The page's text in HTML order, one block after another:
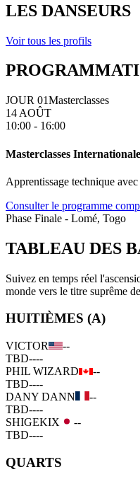
LES DANSEURS
Voir tous les profils
JOUR 01Masterclasses
14 AOÛT
10:00 - 16:00
Masterclasses
Apprentissage technique avec
Consulter le programme
Phase Finale - Lomé, Togo
TABLEAU DES
Suivez en temps réel
monde vers le titre suprême
HUITIÈMES (A)
VICTOR
--
TBD----
PHIL WIZARD
--
TBD----
DANY DANN
--
TBD----
SHIGEKIX
--
TBD----
QUARTS